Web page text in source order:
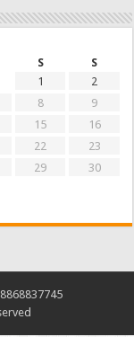
S
S
1
2
8
9
15
16
22
23
29
30